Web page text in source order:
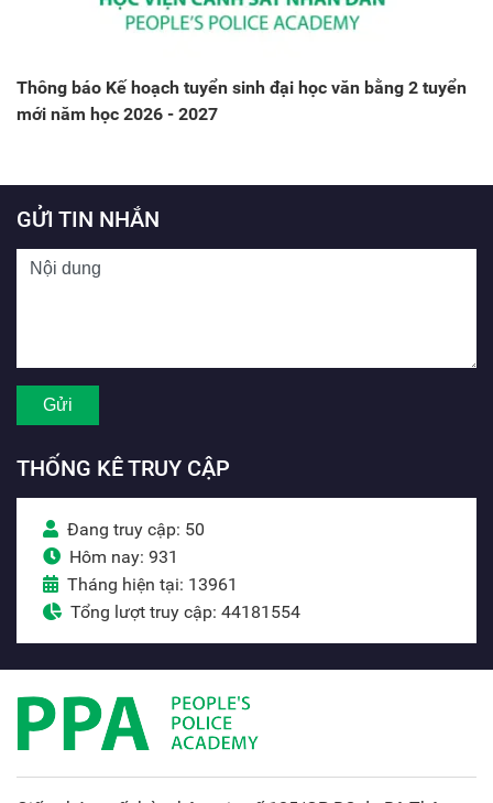
Thông báo Kế hoạch tuyển sinh đại học văn bằng 2 tuyển
mới năm học 2026 - 2027
GỬI TIN NHẮN
THỐNG KÊ TRUY CẬP
Đang truy cập: 50
Hôm nay: 931
Tháng hiện tại: 13961
Tổng lượt truy cập: 44181554